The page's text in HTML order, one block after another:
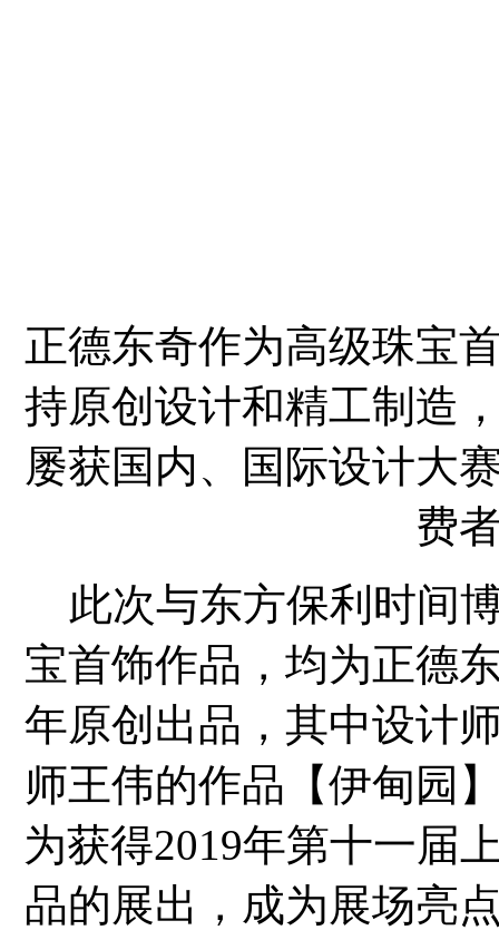
正德东奇作为高级珠宝
持原创设计和精工制造
屡获国内、国际设计大
费
此次与东方保利时间
宝首饰作品，均为正德
年原创出品，其中设计
师王伟的作品【伊甸园
为获得2019年第十一届
品的展出，成为展场亮